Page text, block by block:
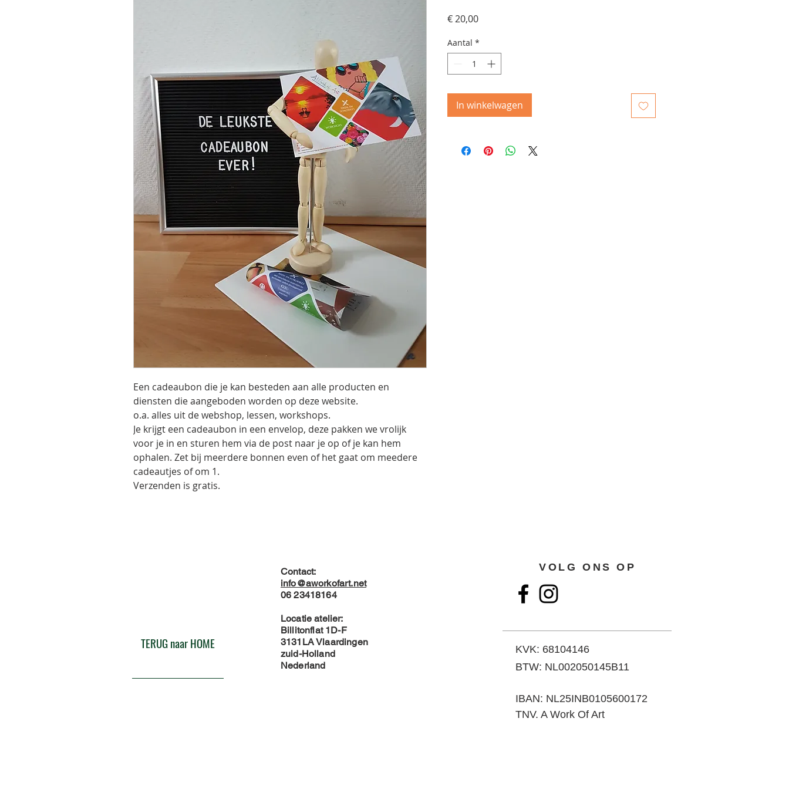
Een cadeaubon die je kan besteden aan alle producten en
diensten die aangeboden worden op deze website.
o.a. alles uit de webshop, lessen, workshops.
Je krijgt een cadeaubon in een envelop, deze pakken we vrolijk
voor je in en sturen hem via de post naar je op of je kan hem
ophalen. Zet bij meerdere bonnen even of het gaat om meedere
cadeautjes of om 1.
Verzenden is gratis.
€ 20,00Prijs
Aantal *
In winkelwagen
TERUG naar HOME
Contact:
info@aworkofart.net
06 23418164
Locatie atelier:
Billitonflat 1D-F
3131LA Vlaardingen
zuid-Holland
Nederland
VOLG ONS OP
KVK: 68104146
BTW: NL002050145B11
IBAN: NL25INB0105600172
TNV. A Work Of Art